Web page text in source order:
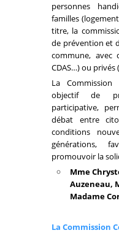
personnes
familles
titre, la
de prévention et
commune, avec
CDAS…) ou privés
La
objectif de
participative,
débat entre
conditions
générations,
promouvoir la
Mme
Auzeneau,
Madame
La Commission